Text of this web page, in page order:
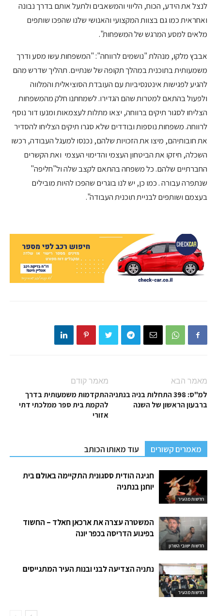
לנצל את הידע, הכוח, הליווי והמשאבים ולתעל אותם בדרך נבונה
ואחראית כמו גם בצוות המקצועי והאנושי שלנו שהפכו שותפים
מלאים למסע המרגש של המשפחות".
אבבץ מלקו, מנהלת "נושמים לרווחה": "המשפחות עשו מסע ודרך
משמעותית בתוכנית במהלך תקופה של שנתיים. תהליך שדרש מהם
להגיע לפגישות אינטנסיביות עם העובדת הסוציאלית והמלווה
ולפעול בהתאם למטרות שהם הגדירו. לשמחתנו חלק מהמשפחות
הצליחו לסגור תיקים ברווחה, יצאו מתלות לעצמאות ומנעו דור נוסף
לרווחה. משפחות נוספות ובודדים שלא סגרו תיקים הצליחו להסדיר
את חובותיהם, מיצו את הזכויות שלהם, נכנסו למעגל העבודה, רכשו
השכלה, חיזקו את הביטחון העצמי והדימוי העצמי ואת הקשרים
החברתיים שלהם. כל משפחה בהתאם לקצב שלה ול"חליפה"
שנתפרה עבורה . כמו כן, יש לנו בוגרים שהפכו להיות מובילים
בעצמם ושותפים לבניית תוכנית העבודה".
מאמר קודם
התקדמות משמעותית בדרך
להקמת בית ספר ממלכתי דתי
אזורי
מאמר הבא
למ"ס: 398 התחלות בניה בנתניה
ברבעון הראשון של השנה
מאמרים קשורים עוד מאותו הכותב
חדשות מהעיר
חגיגה הודית ססגונית התקיימה באולם בית
יוחנן בנתניה
חדשות ישובי השרון
המשטרה עצרה את ארכאן חאלד – החשוד
בפיגוע הדריסה בכפר יונה
חדשות מהעיר
נתניה הצדיעה לבני ובנות העיר המתגייסים